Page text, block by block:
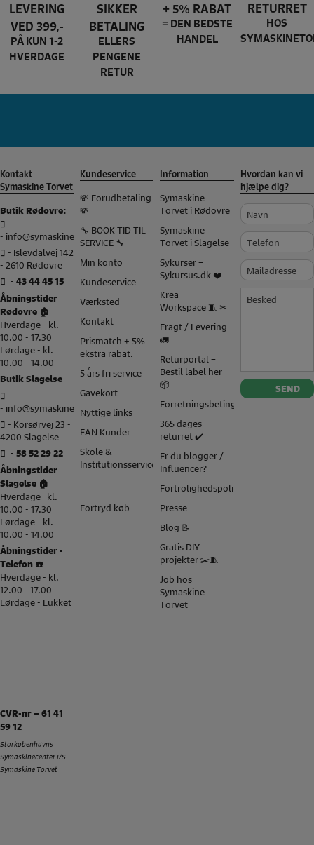
LEVERING
VED 399,-
PÅ KUN 1-2
HVERDAGE
SIKKER
BETALING
ELLERS
PENGENE
RETUR
+ 5% RABAT
= DEN BEDSTE
HANDEL
RETURRET
HOS
Kontakt
Symaskine Torvet
Butik Rødovre:
- info@symaskinecenter.dk
- Islevdalvej 142
- 2610 Rødovre
- 43 44 45 15
Åbningstider
Rødovre 🏠
Hverdage - kl.
10.00 - 17.30
Lørdage - kl.
10.00 - 14.00
Butik Slagelse
- info@symaskinetorvet.dk
- Korsørvej 23 -
4200 Slagelse
- 58 52 29 22
Åbningstider
Slagelse 🏠
Hverdage kl.
10.00 - 17.30
Lørdage - kl.
10.00 - 14.00
Åbningstider -
Telefon ☎️
Hverdage - kl.
12.00 - 17.00
Lørdage - Lukket
CVR-nr – 61 41
59 12
Storkøbenhavns
Symaskinecenter I/S -
Symaskine Torvet
Kundeservice
💸 Forudbetaling
💸
🔧 BOOK TID TIL
SERVICE 🔧
Min konto
Kundeservice
Værksted
Kontakt
Prismatch + 5%
ekstra rabat.
5 års fri service
Gavekort
Nyttige links
EAN Kunder
Skole &
Institutionsservice
Fortryd køb
Information
Symaskine
Torvet i Rødovre
Symaskine
Torvet i Slagelse
Sykurser –
Sykursus.dk ❤️
Krea –
Workspace 🧵 ✂
Fragt / Levering
🚛
Returportal –
Bestil label her
📦
Forretningsbetingelser
365 dages
returret ✔️
Er du blogger /
Influencer?
Fortrolighedspolitik
Presse
Blog 📝
Gratis DIY
projekter ✂️🧵
Job hos
Symaskine
Torvet
Hvordan kan vi
hjælpe dig?
Navn
Telefon
Mailadresse
Besked